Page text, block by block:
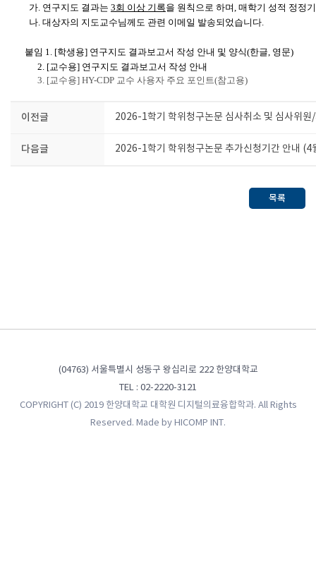
가. 연구지도 결과는 3회 이상 기록을 원칙으로 하며, 매학기 성적 정정
나. 대상자의 지도교수님께도 관련 이메일 발송되었습니다.
붙임 1. [학생용] 연구지도 결과보고서 작성 안내 및 양식(한글, 영문)
2. [교수용] 연구지도 결과보고서 작성 안내
3. [교수용] HY-CDP 교수 사용자 주요 포인트(참고용)
이전글 2026-1학기 학위청구논문 심사취소 및 심사위원
다음글 2026-1학기 학위청구논문 추가신청기간 안내 (4
목록
(04763) 서울특별시 성동구 왕십리로 222 한양대학교
TEL : 02-2220-3121
COPYRIGHT (C) 2019 한양대학교 대학원 디지털의료융합학과. All Rights
Reserved. Made by HICOMP INT.